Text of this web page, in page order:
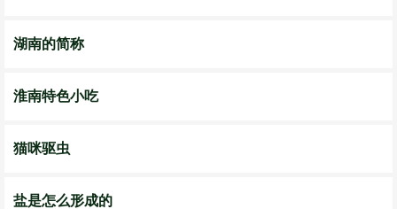
湖南的简称
淮南特色小吃
猫咪驱虫
盐是怎么形成的